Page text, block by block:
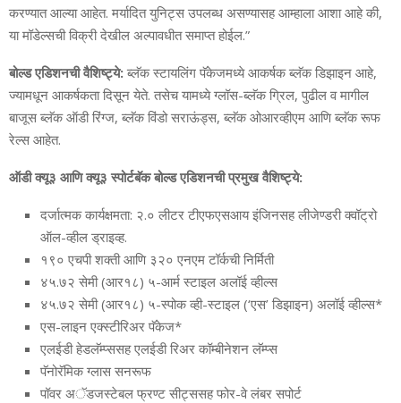
करण्‍यात आल्‍या आहेत. मर्यादित युनिट्स उपलब्‍ध असण्‍यासह आम्‍हाला आशा आहे की,
या मॉडेल्‍सची विक्री देखील अल्‍पावधीत समाप्‍त होईल.”
बोल्‍ड एडिशनची वैशिष्‍ट्ये: ब्‍लॅक स्‍टायलिंग पॅकेजमध्‍ये आकर्षक ब्‍लॅक डिझाइन आहे,
ज्‍यामधून आकर्षकता दिसून येते. तसेच यामध्‍ये ग्‍लॉस-ब्‍लॅक ग्रिल, पुढील व मागील
बाजूस ब्‍लॅक ऑडी रिंग्‍ज, ब्‍लॅक विंडो सराऊंड्स, ब्‍लॅक ओआरव्‍हीएम आणि ब्‍लॅक रूफ
रेल्‍स आहेत.
ऑडी क्‍यू३ आणि क्‍यू३ स्‍पोर्टबॅक बोल्‍ड एडिशनची प्रमुख वैशिष्‍ट्ये:
दर्जात्‍मक कार्यक्षमता: २.० लीटर टीएफएसआय इंजिनसह लीजेण्‍डरी क्‍वॉट्रो
ऑल-व्‍हील ड्राइव्‍ह.
१९० एचपी शक्‍ती आणि ३२० एनएम टॉर्कची निर्मिती
४५.७२ सेमी (आर१८) ५-आर्म स्‍टाइल अलॉई व्‍हील्‍स
४५.७२ सेमी (आर१८) ५-स्‍पोक व्‍ही-स्‍टाइल (‘एस’ डिझाइन) अलॉई व्‍हील्‍स*
एस-लाइन एक्‍स्‍टीरिअर पॅकेज*
एलईडी हेडलॅम्‍प्‍ससह एलईडी रिअर कॉम्‍बीनेशन लॅम्‍प्‍स
पॅनोरॅमिक ग्‍लास सनरूफ
पॉवर अॅडजस्‍टेबल फ्रण्‍ट सीट्ससह फोर-वे लंबर सपोर्ट